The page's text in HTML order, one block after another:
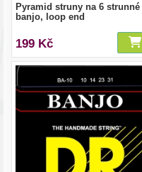
Pyramid struny na 6 strunné
banjo, loop end
199 Kč